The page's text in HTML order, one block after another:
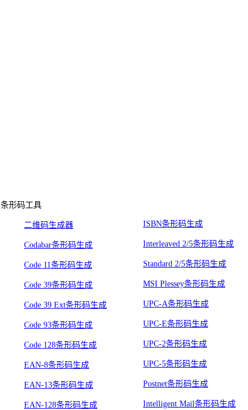
条形码工具
二维码生成器
Codabar条形码生成
Code 11条形码生成
Code 39条形码生成
Code 39 Ext条形码生成
Code 93条形码生成
Code 128条形码生成
EAN-8条形码生成
EAN-13条形码生成
EAN-128条形码生成
ISBN条形码生成
Interleaved 2/5条形码生成
Standard 2/5条形码生成
MSI Plessey条形码生成
UPC-A条形码生成
UPC-E条形码生成
UPC-2条形码生成
UPC-5条形码生成
Postnet条形码生成
Intelligent Mail条形码生成